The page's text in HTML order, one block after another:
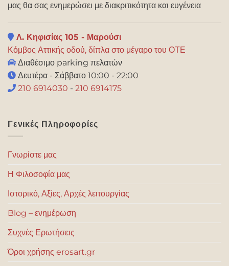
μας θα σας ενημερώσει με διακριτικότητα και ευγένεια
Λ. Κηφισίας 105 - Μαρούσι
Κόμβος Αττικής οδού, δίπλα στο μέγαρο του ΟΤΕ
Διαθέσιμο parking πελατών
Δευτέρα - Σάββατο 10:00 - 22:00
210 6914030 - 210 6914175
Γενικές Πληροφορίες
Γνωρίστε μας
Η Φιλοσοφία μας
Ιστορικό, Αξίες, Αρχές λειτουργίας
Blog – ενημέρωση
Συχνές Ερωτήσεις
Όροι χρήσης erosart.gr